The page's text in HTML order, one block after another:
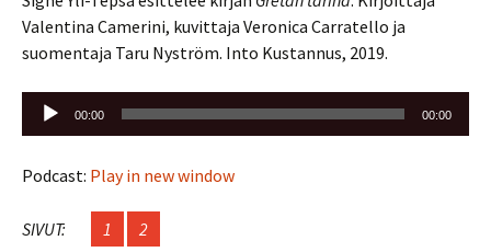
Valentina Camerini, kuvittaja Veronica Carratello ja
suomentaja Taru Nyström. Into Kustannus, 2019.
Äänitoistin
00:00 00:00
Podcast: Play in new window
SIVUT: 1 2